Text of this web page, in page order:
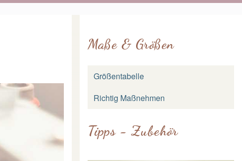
Maße & Größen
Größentabelle
Richtig Maßnehmen
Tipps - Zubehör